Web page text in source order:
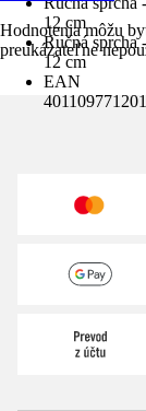
12 cm
Ručná sprcha
12 cm
EAN
Hodnotenia môžu
preukázateľne